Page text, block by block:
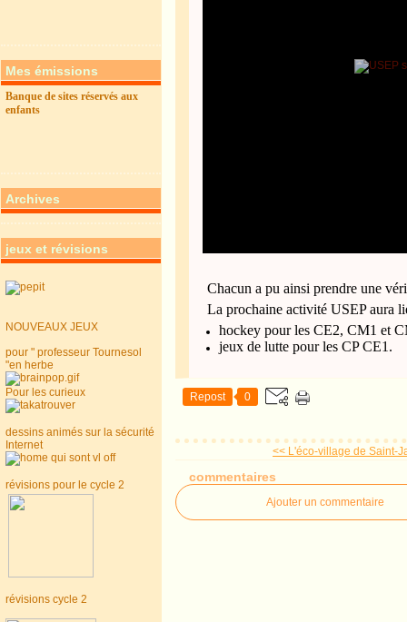
Mes émissions
Banque de sites réservés aux
enfants
Archives
jeux et révisions
NOUVEAUX JEUX
pour " professeur Tournesol
"en herbe
Pour les curieux
dessins animés sur la sécurité
Internet
révisions pour le cycle 2
révisions cycle 2
Chacun a pu ainsi prendre une
La prochaine activité USEP aura
hockey pour les CE2, CM1 et
jeux de lutte pour les CP CE1.
Repost 0
<< L'éco-village de Saint-
commentaires
Ajouter un commentaire